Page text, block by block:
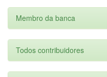
Membro da banca
Todos contribuidores